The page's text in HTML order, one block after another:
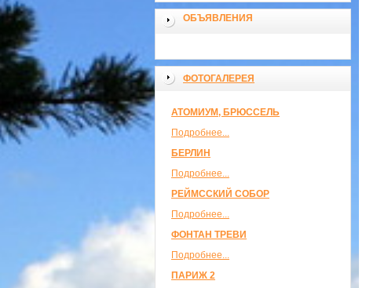
ОБЪЯВЛЕНИЯ
ФОТОГАЛЕРЕЯ
АТОМИУМ, БРЮССЕЛЬ
Подробнее...
БЕРЛИН
Подробнее...
РЕЙМССКИЙ СОБОР
Подробнее...
ФОНТАН ТРЕВИ
Подробнее...
ПАРИЖ 2